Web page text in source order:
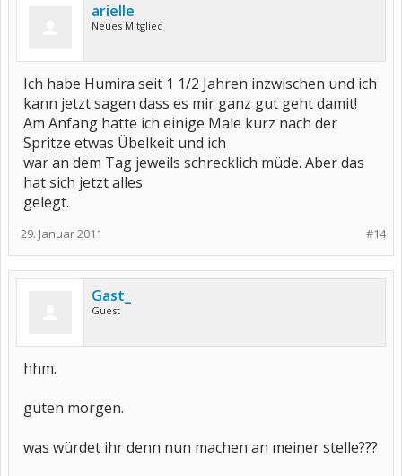
arielle
Neues Mitglied
Ich habe Humira seit 1 1/2 Jahren inzwischen und ich
kann jetzt sagen dass es mir ganz gut geht damit!
Am Anfang hatte ich einige Male kurz nach der
Spritze etwas Übelkeit und ich
war an dem Tag jeweils schrecklich müde. Aber das
hat sich jetzt alles
gelegt.
#14
29. Januar 2011
Gast_
Guest
hhm.
guten morgen.
was würdet ihr denn nun machen an meiner stelle???